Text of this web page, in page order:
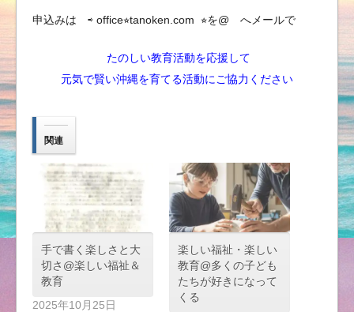
申込みは ⇨ office⭐︎tanoken.com ⭐︎を@ へメールで
たのしい教育活動を応援して
元気で賢い沖縄を育てる活動にご協力ください
関連
手で書く楽しさと大
切さ@楽しい福祉＆
教育
2025年10月25日
楽しい福祉・楽しい
教育@多くの子ども
たちが好きになって
くる